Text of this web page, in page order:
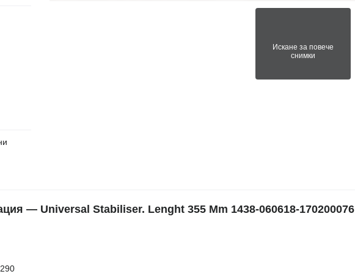
Искане за повече
снимки
— Universal Stabiliser. Lenght 355 Mm 1438-060618-170200076